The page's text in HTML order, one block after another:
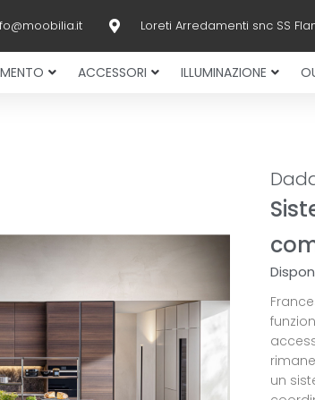
Loreti Arredamenti snc SS
ACCESSORI ILLUMINAZIONE
un